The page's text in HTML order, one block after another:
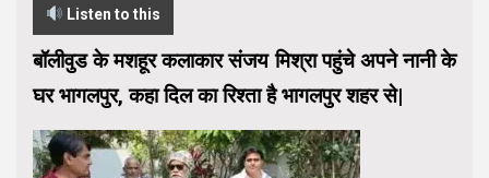
Listen to this
बॉलीवुड के मशहूर कलाकार संजय मिश्रा पहुंचे अपने नानी के
घर भागलपुर, कहा दिल का रिश्ता है भागलपुर शहर से|